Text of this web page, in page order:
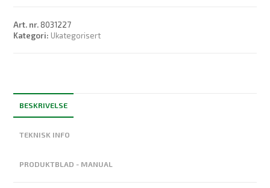
Art. nr. 8031227
Kategori: Ukategorisert
BESKRIVELSE
TEKNISK INFO
PRODUKTBLAD - MANUAL